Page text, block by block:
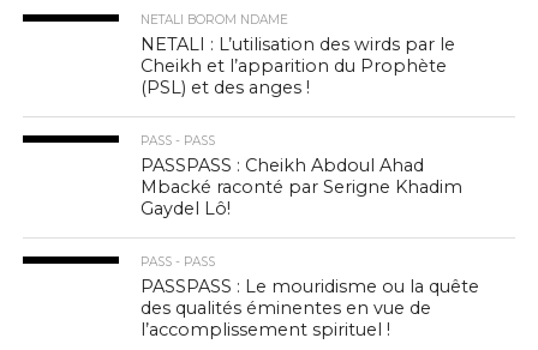
NETALI BOROM NDAME
NETALI : L’utilisation des wirds par le
Cheikh et l’apparition du Prophète
(PSL) et des anges !
PASS - PASS
PASSPASS : Cheikh Abdoul Ahad
Mbacké raconté par Serigne Khadim
Gaydel Lô!
PASS - PASS
PASSPASS : Le mouridisme ou la quête
des qualités éminentes en vue de
l’accomplissement spirituel !